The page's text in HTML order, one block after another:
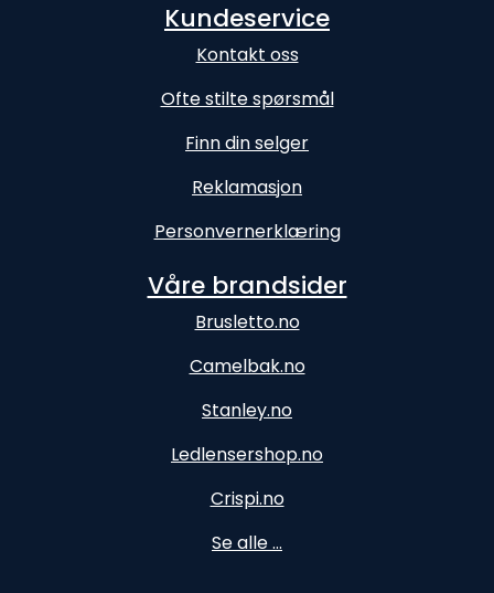
Kundeservice
Kontakt oss
Ofte stilte spørsmål
Finn din selger
Reklamasjon
Personvernerklæring
Våre brandsider
Brusletto.no
Camelbak.no
Stanley.no
Ledlensershop.no
Crispi.no
Se alle ...